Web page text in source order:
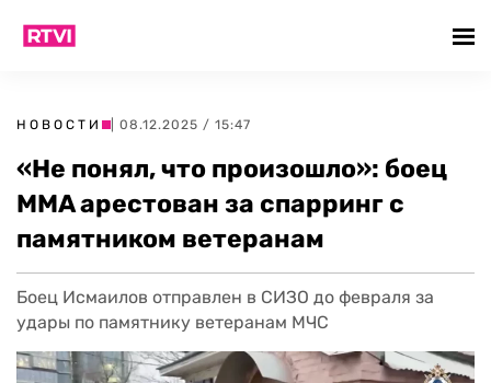
НОВОСТИ | 08.12.2025 / 15:47
«Не понял, что произошло»: боец
MMA арестован за спарринг с
памятником ветеранам
Боец Исмаилов отправлен в СИЗО до февраля за
удары по памятнику ветеранам МЧС